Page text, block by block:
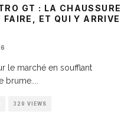
GT : LA CHAUSSURE
ET QUI Y ARRIVE
le marché en soufflant
brume.
329 VIEWS